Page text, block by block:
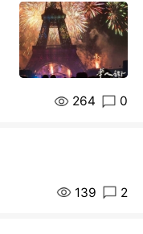
264 0
139 2